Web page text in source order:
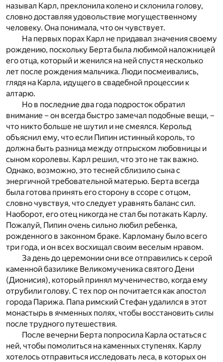
называл Карл, преклонила колено и склонила голову,
словно доставляя удовольствие могущественному
человеку. Она понимала, что он чувствует.
На первых порах Карл не придавал значения своему
рождению, поскольку Берта была любимой наложницей
его отца, который и женился на ней спустя несколько
лет после рождения мальчика. Люди посмеивались,
глядя на Карла, идущего в свадебной процессии к
алтарю.
Но в последние два года подросток обратил
внимание – он всегда быстро замечал подобные вещи, –
что никто больше не шутил и не смеялся. Керольд
объяснил ему, что если Пипин истинный король, то
должна быть разница между отпрыском любовницы и
сыном королевы. Карл решил, что это не так важно.
Однако, возможно, это тесней сблизило сына с
энергичной требовательной матерью. Берта всегда
была готова принять его сторону в ссоре с отцом,
словно чувствуя, что следует уравнять баланс сил.
Наоборот, его отец никогда не стал бы потакать Карлу.
Пожалуй, Пипин очень сильно любил ребенка,
рожденного в законном браке. Карломану было всего
три года, и он всех восхищал своим веселым нравом.
За день до церемонии они все отправились к серой
каменной базилике Великомученика святого Дени
(Дионисия), который принял мученичество, когда ему
отрубили голову. С тех пор он почитается как апостол
города Парижа. Папа римский Стефан удалился в этот
монастырь в ячменных полях, чтобы восстановить силы
после трудного путешествия.
После вечерни Берта попросила Карла остаться с
ней, чтобы помолиться на каменных ступенях. Карлу
хотелось отправиться исследовать леса, в которых он